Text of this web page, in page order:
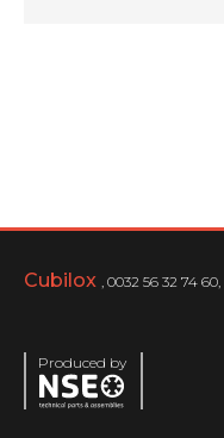
Cubilox , 0032 56 32 74 60,
Produced by